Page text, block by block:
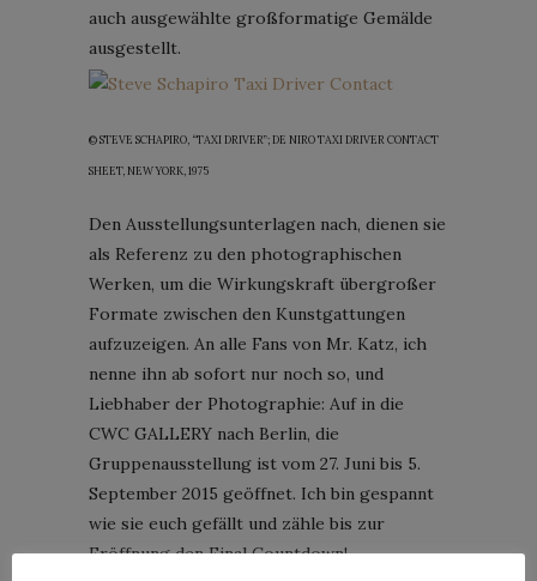
auch ausgewählte großformatige Gemälde
ausgestellt.
© STEVE SCHAPIRO, “TAXI DRIVER”; DE NIRO TAXI DRIVER CONTACT
SHEET, NEW YORK, 1975
Den Ausstellungsunterlagen nach, dienen sie
als Referenz zu den photographischen
Werken, um die Wirkungskraft übergroßer
Formate zwischen den Kunstgattungen
aufzuzeigen. An alle Fans von Mr. Katz, ich
nenne ihn ab sofort nur noch so, und
Liebhaber der Photographie: Auf in die
CWC GALLERY nach Berlin, die
Gruppenausstellung ist vom 27. Juni bis 5.
September 2015 geöffnet. Ich bin gespannt
wie sie euch gefällt und zähle bis zur
Eröffnung den Final Countdown!